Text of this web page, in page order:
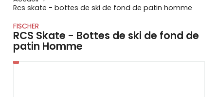
accéder
résultat
de
recherche
sélectionné.
Rcs skate - bottes de ski de fond de patin homme
FISCHER
RCS Skate - Bottes de ski de fond de
patin Homme